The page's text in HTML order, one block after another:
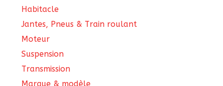
Habitacle
Jantes, Pneus & Train roulant
Moteur
Suspension
Transmission
Marque & modèle